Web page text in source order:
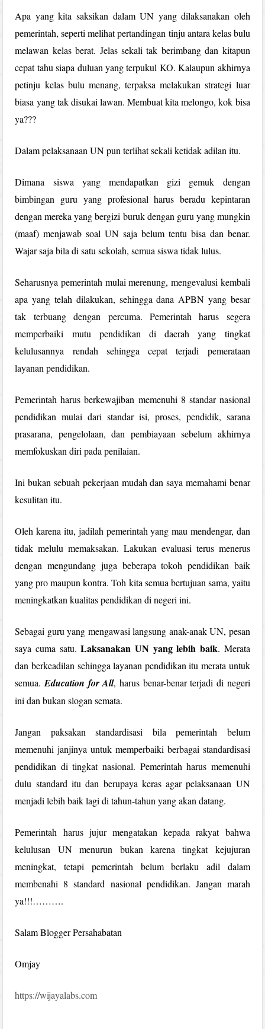
Apa yang kita saksikan dalam UN yang dilaksanakan oleh
pemerintah, seperti melihat pertandingan tinju antara kelas bulu
melawan kelas berat. Jelas sekali tak berimbang dan kitapun
cepat tahu siapa duluan yang terpukul KO. Kalaupun akhirnya
petinju kelas bulu menang, terpaksa melakukan strategi luar
biasa yang tak disukai lawan. Membuat kita melongo, kok bisa
ya???
Dalam pelaksanaan UN pun terlihat sekali ketidak adilan itu.
Dimana siswa yang mendapatkan gizi gemuk dengan
bimbingan guru yang profesional harus beradu kepintaran
dengan mereka yang bergizi buruk dengan guru yang mungkin
(maaf) menjawab soal UN saja belum tentu bisa dan benar.
Wajar saja bila di satu sekolah, semua siswa tidak lulus.
Seharusnya pemerintah mulai merenung, mengevalusi kembali
apa yang telah dilakukan, sehingga dana APBN yang besar
tak terbuang dengan percuma. Pemerintah harus segera
memperbaiki mutu pendidikan di daerah yang tingkat
kelulusannya rendah sehingga cepat terjadi pemerataan
layanan pendidikan.
Pemerintah harus berkewajiban memenuhi 8 standar nasional
pendidikan mulai dari standar isi, proses, pendidik, sarana
prasarana, pengelolaan, dan pembiayaan sebelum akhirnya
memfokuskan diri pada penilaian.
Ini bukan sebuah pekerjaan mudah dan saya memahami benar
kesulitan itu.
Oleh karena itu, jadilah pemerintah yang mau mendengar, dan
tidak melulu memaksakan. Lakukan evaluasi terus menerus
dengan mengundang juga beberapa tokoh pendidikan baik
yang pro maupun kontra. Toh kita semua bertujuan sama, yaitu
meningkatkan kualitas pendidikan di negeri ini.
Sebagai guru yang mengawasi langsung anak-anak UN, pesan
saya cuma satu.Laksanakan UN yang lebih baik. Merata
dan berkeadilan sehingga layanan pendidikan itu merata untuk
semua.Education for All, harus benar-benar terjadi di negeri
ini dan bukan slogan semata.
Jangan paksakan standardisasi bila pemerintah belum
memenuhi janjinya untuk memperbaiki berbagai standardisasi
pendidikan di tingkat nasional. Pemerintah harus memenuhi
dulu standard itu dan berupaya keras agar pelaksanaan UN
menjadi lebih baik lagi di tahun-tahun yang akan datang.
Pemerintah harus jujur mengatakan kepada rakyat bahwa
kelulusan UN menurun bukan karena tingkat kejujuran
meningkat, tetapi pemerintah belum berlaku adil dalam
membenahi 8 standard nasional pendidikan. Jangan marah
ya!!!……….
Salam Blogger Persahabatan
Omjay
https://wijayalabs.com